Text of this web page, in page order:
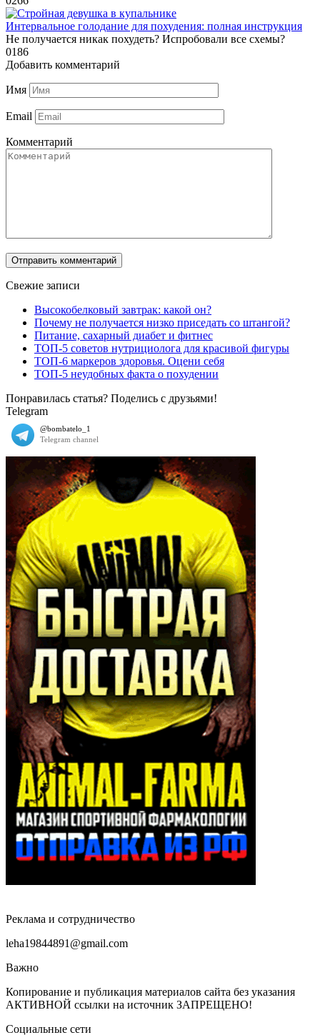
Интервальное голодание для похудения: полная инструкция
Не получается никак похудеть? Испробовали все схемы?
0186
Добавить комментарий
Имя
Email
Комментарий
Свежие записи
Высокобелковый завтрак: какой он?
Почему не получается низко приседать со штангой?
Питание, сахарный диабет и фитнес
ТОП-5 советов нутрициолога для красивой фигуры
ТОП-6 маркеров здоровья. Оцени себя
ТОП-5 неудобных факта о похудении
Понравилась статья? Поделись с друзьями!
Telegram
Реклама и сотрудничество
leha19844891@gmail.com
Важно
Копирование и публикация материалов сайта без указания
АКТИВНОЙ ссылки на источник ЗАПРЕЩЕНО!
Социальные сети